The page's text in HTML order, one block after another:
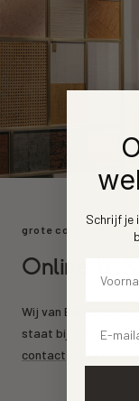
grote collectie
Online
Wij van Behang.nl
staat bij ons
contact
Schrijf je